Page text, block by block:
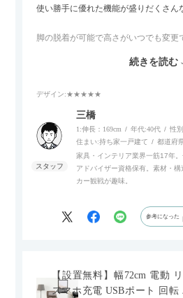
使い勝手に優れた機能が盛りだくさん
脚の脱着が可能で高さがいつでも変更
また、補助テーブルとして使用可能な
内部にもプリンターなどが置けるスラ
でテレビ台以外にもオフィスなどでの
サイドボードとして多目的な用途に対
また、扉は横方向へのスライド式とな
ペースを最小限に抑えられ、省スペー
続きを読む
デザイン:★★★★★
三橋
1:伸長：169cm 年代:40代 性
住まい:持ち家一戸建て 都道府
家具・インテリア業界一筋17年
アドバイザー資格保有。素材・構
カー観戦が趣味。
参考になった
【設置無料】幅72cm 電動
スマホ充電 USBポート 回